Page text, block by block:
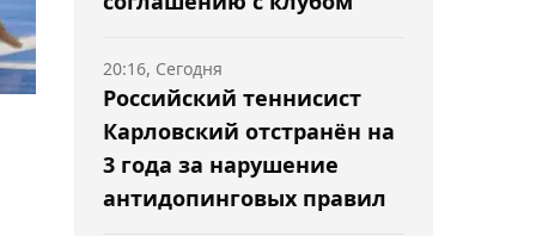
Российский теннисист
Карловский отстранён на
3 года за нарушение
антидопинговых правил
20:16, Сегодня